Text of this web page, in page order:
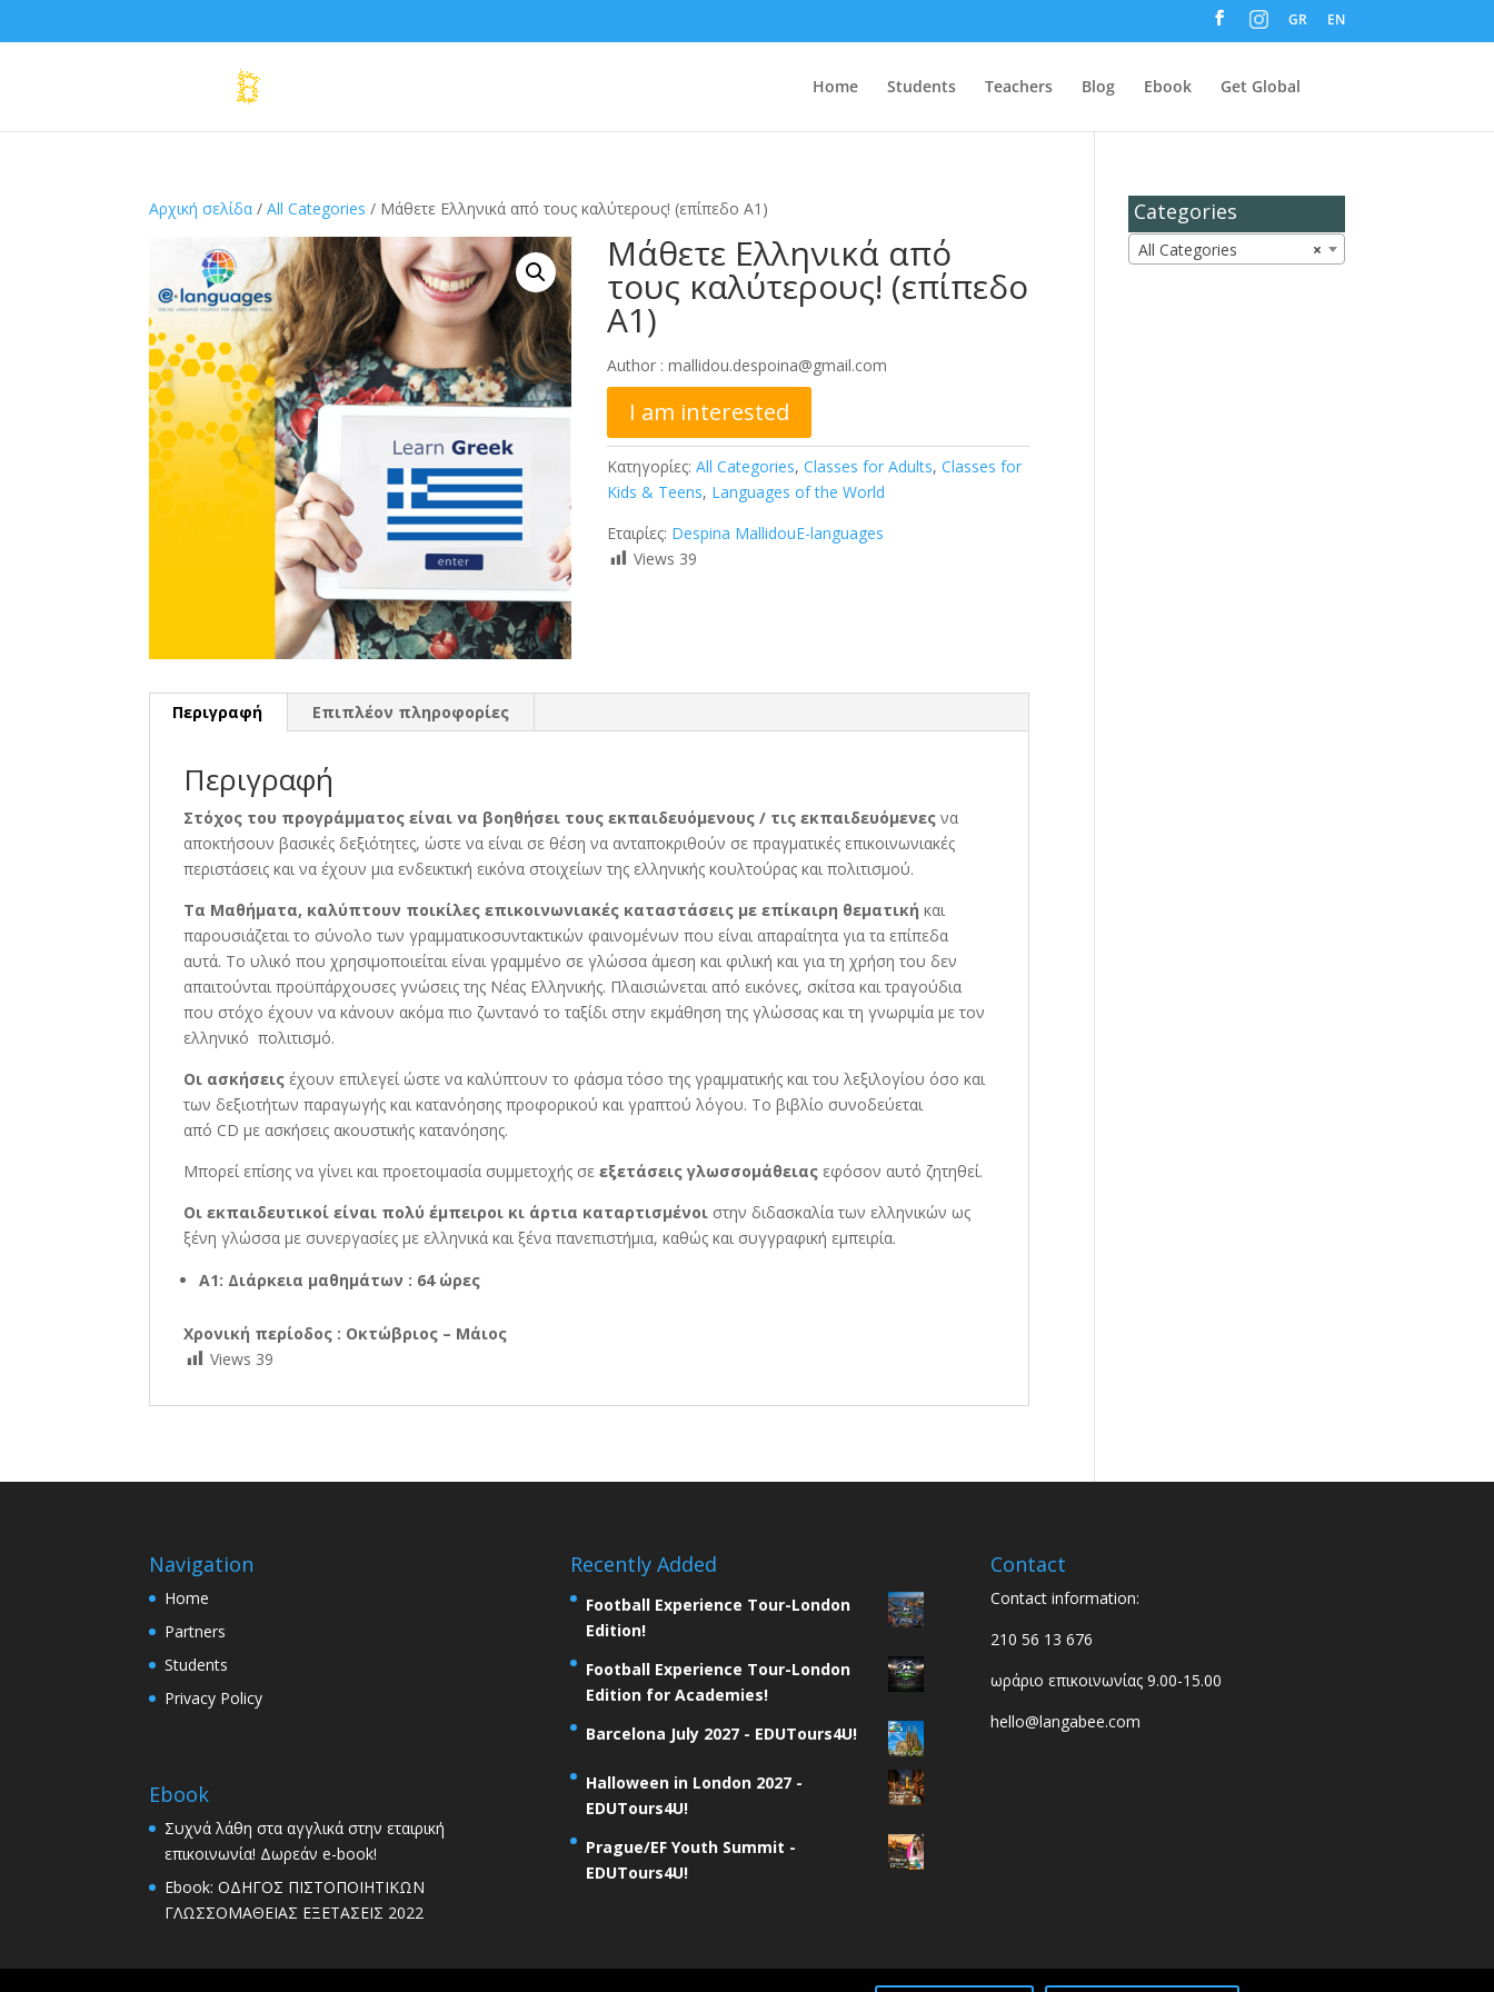
M
e
n
t
e
GR EN
Home Students Teachers Blog Ebook Get Global
Αρχική σελίδα /All Categories / Μάθετε Ελληνικά από τους καλύτερους! (επίπεδο Α1)
Μάθετε Ελληνικά από
τους καλύτερους! (επίπεδο
Α1)
Author :mallidou.despoina@gmail.com
I am interested
Κατηγορίες:All Categories,Classes for Adults,Classes for
Kids & Teens, Languages of the World
Εταιρίες: Despina MallidouE-languages
Views 39
Περιγραφή Επιπλέον πληροφορίες
Περιγραφή
Στόχος του προγράμματος είναι να βοηθήσει τους εκπαιδευόμενους / τις εκπαιδευόμενες να
αποκτήσουν βασικές δεξιότητες, ώστε να είναι σε θέση να ανταποκριθούν σε πραγματικές επικοινωνιακές
περιστάσεις και να έχουν μια ενδεικτική εικόνα στοιχείων της ελληνικής κουλτούρας και πολιτισμού.
Τα Μαθήματα, καλύπτουν ποικίλες επικοινωνιακές καταστάσεις με επίκαιρη θεματική και
παρουσιάζεται το σύνολο των γραμματικοσυντακτικών φαινομένων που είναι απαραίτητα για τα επίπεδα
αυτά. Το υλικό που χρησιμοποιείται είναι γραμμένο σε γλώσσα άμεση και φιλική και για τη χρήση του δεν
απαιτούνται προϋπάρχουσες γνώσεις της Νέας Ελληνικής. Πλαισιώνεται από εικόνες, σκίτσα και τραγούδια
που στόχο έχουν να κάνουν ακόμα πιο ζωντανό το ταξίδι στην εκμάθηση της γλώσσας και τη γνωριμία με τον
ελληνικό πολιτισμό.
Οι ασκήσεις έχουν επιλεγεί ώστε να καλύπτουν το φάσμα τόσο της γραμματικής και του λεξιλογίου όσο και
των δεξιοτήτων παραγωγής και κατανόησης προφορικού και γραπτού λόγου. Το βιβλίο συνοδεύεται
από CD με ασκήσεις ακουστικής κατανόησης.
Μπορεί επίσης να γίνει και προετοιμασία συμμετοχής σε εξετάσεις γλωσσομάθειας εφόσον αυτό ζητηθεί.
Οι εκπαιδευτικοί είναι πολύ έμπειροι κι άρτια καταρτισμένοι στην διδασκαλία των ελληνικών ως
ξένη γλώσσα με συνεργασίες με ελληνικά και ξένα πανεπιστήμια, καθώς και συγγραφική εμπειρία.
Α1: Διάρκεια μαθημάτων : 64 ώρες
Χρονική περίοδος : Οκτώβριος – Μάιος
Views 39
Categories
×
All Categories
Navigation
Home
Partners
Students
Privacy Policy
Ebook
Συχνά λάθη στα αγγλικά στην εταιρική
επικοινωνία! Δωρεάν e-book!
Ebook: ΟΔΗΓΟΣ ΠΙΣΤΟΠΟΙΗΤΙΚΩΝ
ΓΛΩΣΣΟΜΑΘΕΙΑΣ ΕΞΕΤΑΣΕΙΣ 2022
Recently Added
Football Experience Tour-London
Edition!
Football Experience Tour-London
Edition for Academies!
Barcelona July 2027 - EDUTours4U!
Halloween in London 2027 -
EDUTours4U!
Prague/EF Youth Summit -
EDUTours4U!
Contact
Contact information:
210 56 13 676
ωράριο επικοινωνίας 9.00-15.00
hello@langabee.com